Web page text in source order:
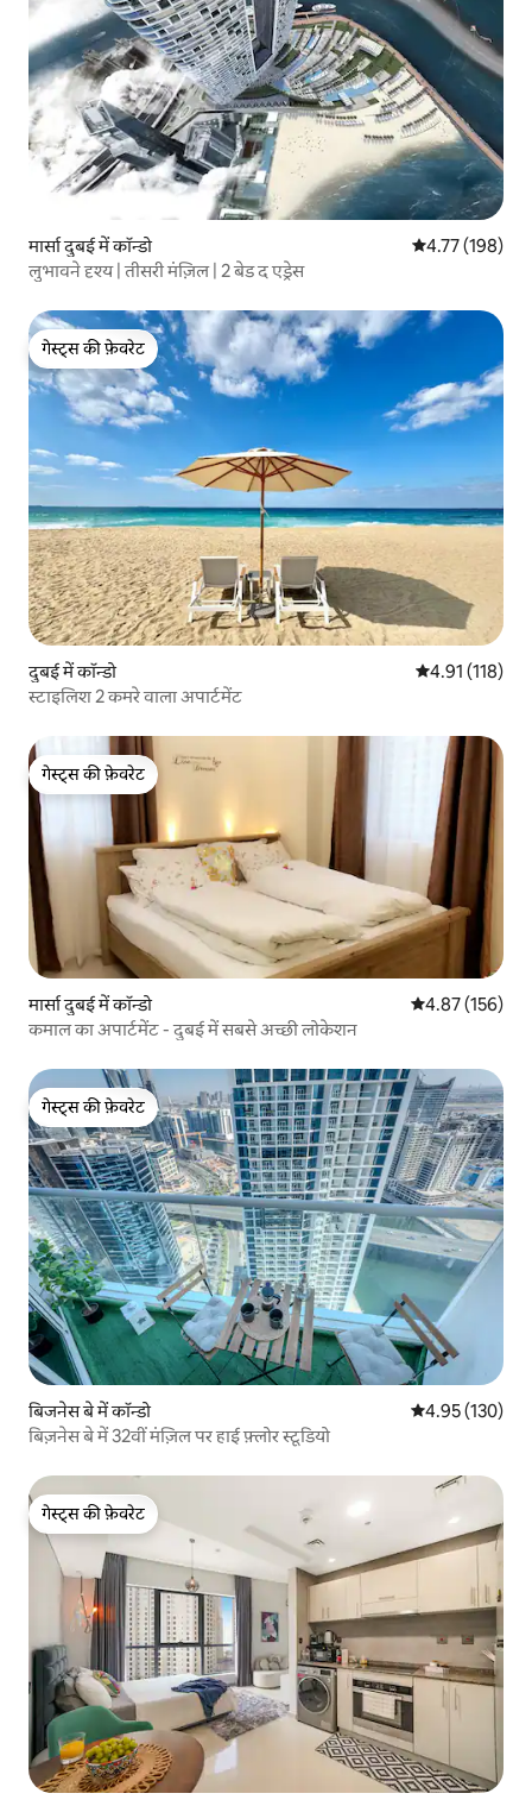
मार्सा दुबई में कॉन्डो औसत रेटिंग 5 में से
4.77 (198)
लुभावने दृश्य | तीसरी मंज़िल | 2 बेड द एड्रेस
गेस्ट्स की फ़ेवरेट
गेस्ट्स की फ़ेवरेट
दुबई में कॉन्डो औसत रेटिंग 5 में से
4.91 (118)
स्टाइलिश 2 कमरे वाला अपार्टमेंट
गेस्ट्स की फ़ेवरेट
गेस्ट्स की फ़ेवरेट
मार्सा दुबई में कॉन्डो औसत रेटिंग 5 में से
4.87 (156)
कमाल का अपार्टमेंट - दुबई में सबसे अच्छी लोकेशन
गेस्ट्स की फ़ेवरेट
गेस्ट्स की फ़ेवरेट
बिजनेस बे में कॉन्डो औसत रेटिंग 5 में से
4.95 (130)
बिज़नेस बे में 32वीं मंज़िल पर हाई फ़्लोर स्टूडियो
गेस्ट्स की फ़ेवरेट
गेस्ट्स की फ़ेवरेट